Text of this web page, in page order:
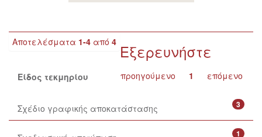
Αποτελέσματα 1-4 από 4
προηγούμενο 1 επόμενο
Εξερευνήστε
Είδος τεκμηρίου
3
Σχέδιο γραφικής αποκατάστασης
1